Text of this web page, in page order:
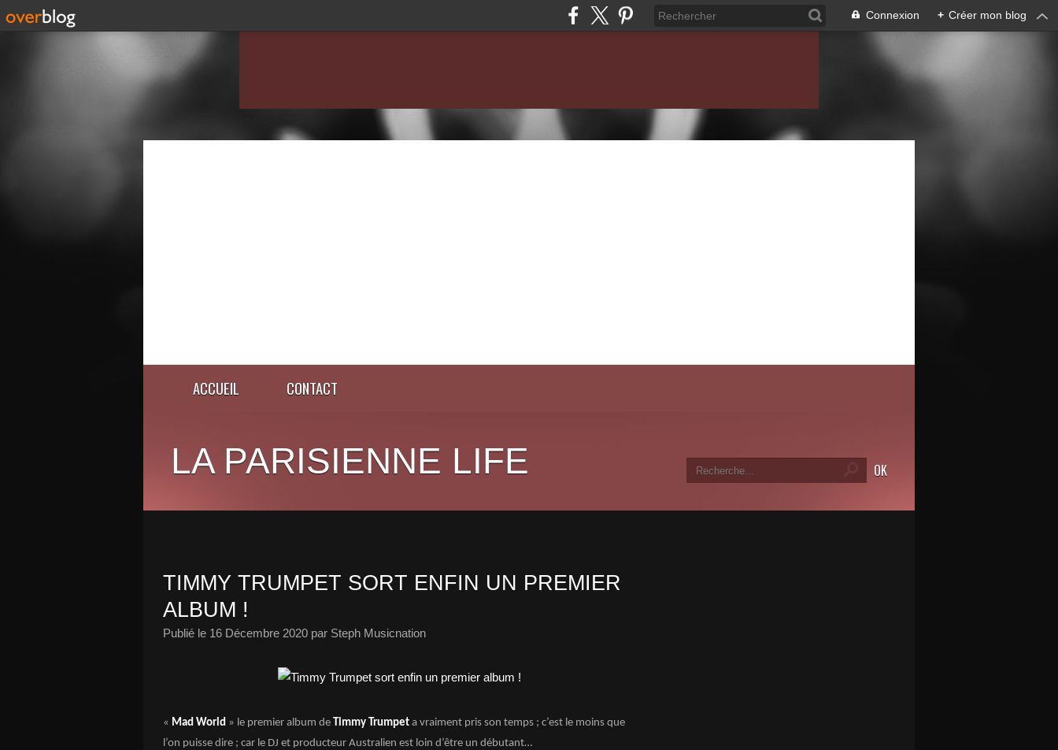
Connexion + Créer mon blog
ACCUEIL CONTACT
LA PARISIENNE LIFE
TIMMY TRUMPET SORT ENFIN UN PREMIER
ALBUM !
Publié le 16 Décembre 2020 par Steph Musicnation
« Mad World » le premier album de Timmy Trumpet a vraiment pris son temps ; c’est le moins que
l’on puisse dire ; car le DJ et producteur Australien est loin d’être un débutant…